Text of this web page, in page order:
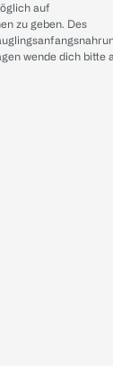
auf
zu geben. Des
wende dich bitte